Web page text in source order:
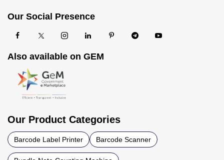
Our Social Presence
Also available on GEM
Our Product Categories
Barcode Label Printer Barcode Scanner